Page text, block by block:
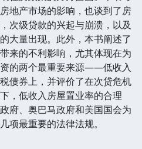
地产市场的影响，也谈到了房
次级贷款的兴起与崩溃，以及
大量出现。此外，本书阐述了
来的不利影响，尤其体现在为
的两个最重要来源——低收入
债券上，并评价了在次贷危机
，低收入房屋置业率的合理
府、奥巴马政府和美国国会为
项最重要的法律法规。